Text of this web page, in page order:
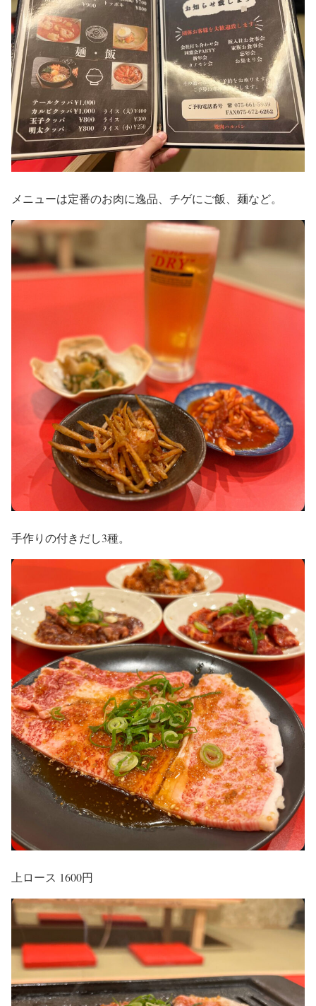
メニューは定番のお肉に逸品、チゲにご飯、麺など。
手作りの付きだし3種。
上ロース 1600円